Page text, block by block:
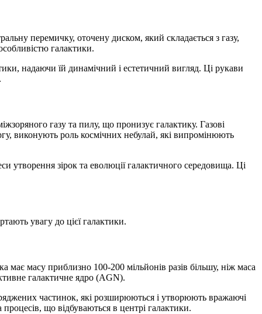
перемичку, оточену диском, який складається з газу,
галактики.
надаючи їй динамічний і естетичний вигляд. Ці рукави
газу та пилу, що пронизує галактику. Газові
виконують роль космічних небулай, які випромінюють
утворення зірок та еволюції галактичного середовища. Ці
увагу до цієї галактики.
має масу приблизно 100-200 мільйонів разів більшу, ніж маса
галактичне ядро (AGN).
частинок, які розширюються і утворюють вражаючі
що відбуваються в центрі галактики.